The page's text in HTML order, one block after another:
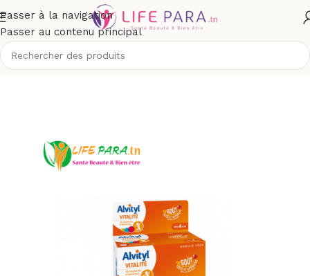
Passer à la navigation
Passer au contenu principal
et maman/Compléments alimentaires bébé et enfant